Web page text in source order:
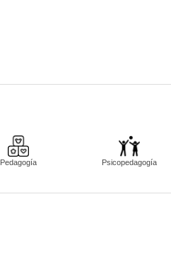
Pedagogía Psicopedagogía